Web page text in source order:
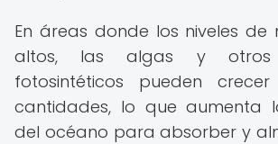
En áreas donde los niveles de
altos, las algas y otros
fotosintéticos pueden
cantidades, lo que aumenta
del océano para absorber y